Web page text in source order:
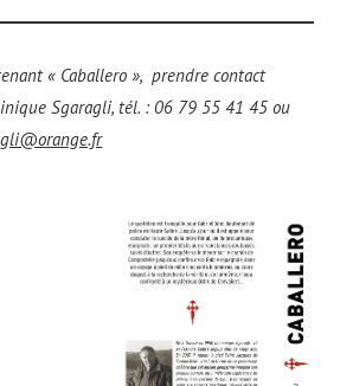
« Caballero », prendre contact
Sgaragli, tél. : 06 79 55 41 45 ou